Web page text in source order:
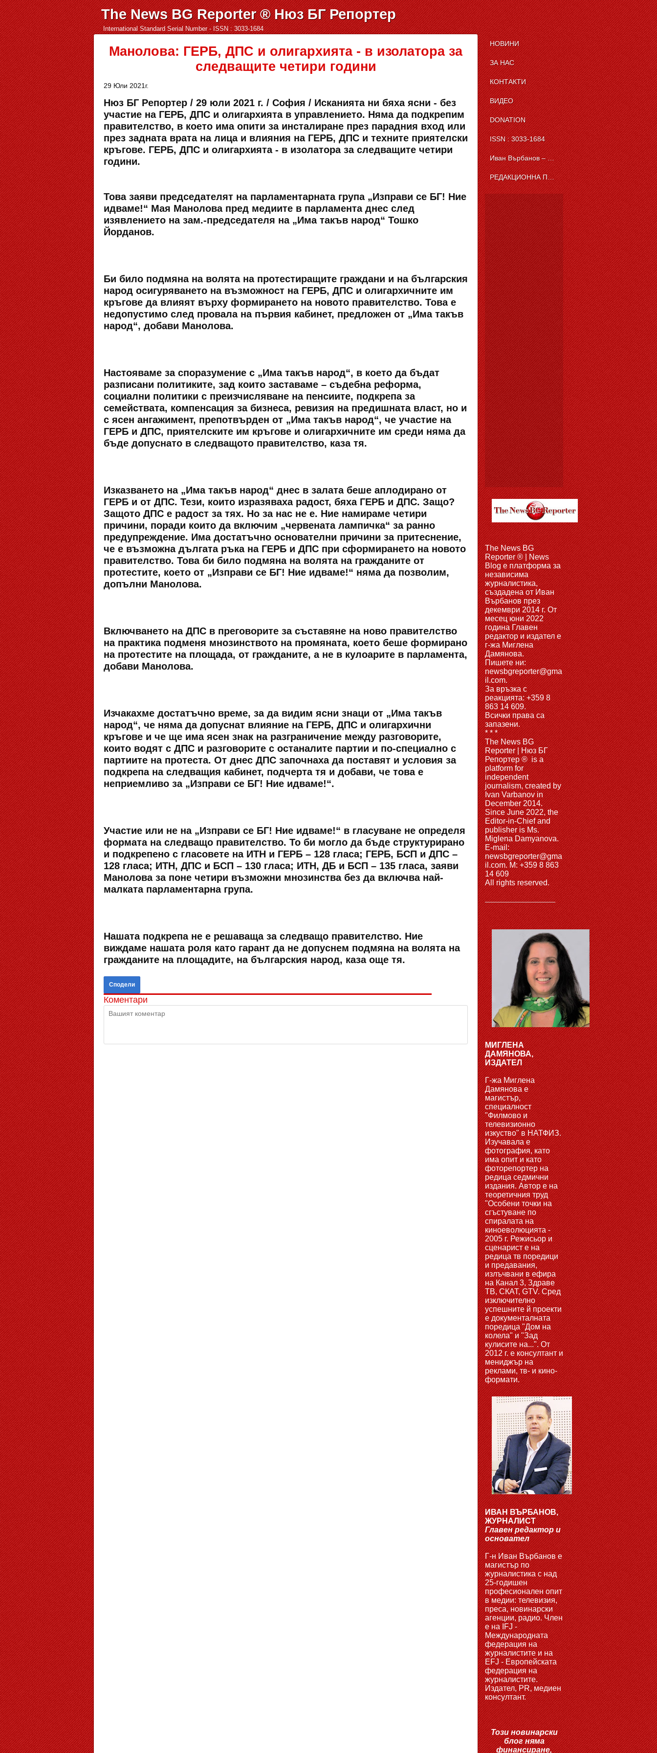
International Standard Serial Number - ISSN : 3033-1684
The News BG Reporter ® Нюз БГ Репортер
Манолова: ГЕРБ, ДПС и олигархията - в изолатора за
следващите четири години
29 Юли 2021г.
Нюз БГ Репортер / 29 юли 2021 г. / София / Исканията ни бяха ясни - без
участие на ГЕРБ, ДПС и олигархията в управлението. Няма да подкрепим
правителство, в което има опити за инсталиране през парадния вход или
през задната врата на лица и влияния на ГЕРБ, ДПС и техните приятелски
кръгове. ГЕРБ, ДПС и олигархията - в изолатора за следващите четири
години.
Това заяви председателят на парламентарната група „Изправи се БГ! Ние
идваме!“ Мая Манолова пред медиите в парламента днес след
изявлението на зам.-председателя на „Има такъв народ“ Тошко
Йорданов.
Би било подмяна на волята на протестиращите граждани и на българския
народ осигуряването на възможност на ГЕРБ, ДПС и олигархичните им
кръгове да влияят върху формирането на новото правителство. Това е
недопустимо след провала на първия кабинет, предложен от „Има такъв
народ“, добави Манолова.
Настояваме за споразумение с „Има такъв народ“, в което да бъдат
разписани политиките, зад които заставаме – съдебна реформа,
социални политики с преизчисляване на пенсиите, подкрепа за
семействата, компенсация за бизнеса, ревизия на предишната власт, но и
с ясен ангажимент, препотвърден от „Има такъв народ“, че участие на
ГЕРБ и ДПС, приятелските им кръгове и олигархичните им среди няма да
бъде допуснато в следващото правителство, каза тя.
Изказването на „Има такъв народ“ днес в залата беше аплодирано от
ГЕРБ и от ДПС. Тези, които изразяваха радост, бяха ГЕРБ и ДПС. Защо?
Защото ДПС е радост за тях. Но за нас не е. Ние намираме четири
причини, поради които да включим „червената лампичка“ за ранно
предупреждение. Има достатъчно основателни причини за притеснение,
че е възможна дългата ръка на ГЕРБ и ДПС при сформирането на новото
правителство. Това би било подмяна на волята на гражданите от
протестите, което от „Изправи се БГ! Ние идваме!“ няма да позволим,
допълни Манолова.
Включването на ДПС в преговорите за съставяне на ново правителство
на практика подменя мнозинството на промяната, което беше формирано
на протестите на площада, от гражданите, а не в кулоарите в парламента,
добави Манолова.
Изчакахме достатъчно време, за да видим ясни знаци от „Има такъв
народ“, че няма да допуснат влияние на ГЕРБ, ДПС и олигархични
кръгове и че ще има ясен знак на разграничение между разговорите,
които водят с ДПС и разговорите с останалите партии и по-специално с
партиите на протеста. От днес ДПС започнаха да поставят и условия за
подкрепа на следващия кабинет, подчерта тя и добави, че това е
неприемливо за „Изправи се БГ! Ние идваме!“.
Участие или не на „Изправи се БГ! Ние идваме!“ в гласуване не определя
формата на следващо правителство. То би могло да бъде структурирано
и подкрепено с гласовете на ИТН и ГЕРБ – 128 гласа; ГЕРБ, БСП и ДПС –
128 гласа; ИТН, ДПС и БСП – 130 гласа; ИТН, ДБ и БСП – 135 гласа, заяви
Манолова за поне четири възможни мнозинства без да включва най-
малката парламентарна група.
Нашата подкрепа не е решаваща за следващо правителство. Ние
виждаме нашата роля като гарант да не допуснем подмяна на волята на
гражданите на площадите, на българския народ, каза още тя.
Сподели
Коментари
НОВИНИ
ЗА НАС
КОНТАКТИ
ВИДЕО
DONATION
ISSN : 3033-1684
Иван Върбанов – журналист | The News BG Reporter
РЕДАКЦИОННА ПОЛИТИКА НА THE NEWS BG REPORTER
The News BG
Reporter ® | News
Blog e платформа за
независима
журналистика,
създадена от Иван
Върбанов през
декември 2014 г. От
месец юни 2022
година Главен
редактор и издател е
г-жа Миглена
Дамянова.
Пишете ни:
newsbgreporter@gma
il.com.
За връзка с
реакцията: +359 8
863 14 609.
Всички права са
запазени.
* * *
The News BG
Reporter | Нюз БГ
Репортер ® is a
platform for
independent
journalism, created by
Ivan Varbanov in
December 2014.
Since June 2022, the
Editor-in-Chief and
publisher is Ms.
Miglena Damyanova.
Е-mail:
newsbgreporter@gma
il.com. M: +359 8 863
14 609
All rights reserved.
МИГЛЕНА
ДАМЯНОВА,
ИЗДАТЕЛ
Г-жа Миглена
Дамянова е
магистър,
специалност
"Филмово и
телевизионно
изкуство" в НАТФИЗ.
Изучавала е
фотография, като
има опит и като
фоторепортер на
редица седмични
издания. Автор е на
теоретичния труд
"Особени точки на
сгъстуване по
спиралата на
киноеволюцията -
2005 г. Режисьор и
сценарист е на
редица тв поредици
и предавания,
излъчвани в ефира
на Канал 3, Здраве
ТВ, СКАТ, GTV. Сред
изключително
успешните й проекти
е документалната
поредица "Дом на
колела" и "Зад
кулисите на...". От
2012 г. е консултант и
мениджър на
реклами, тв- и кино-
формати.
ИВАН ВЪРБАНОВ,
ЖУРНАЛИСТ
Главен редактор и
основател
Г-н Иван Върбанов е
магистър по
журналистика с над
25-годишен
професионален опит
в медии: телевизия,
преса, новинарски
агенции, радио. Член
е на IFJ -
Международната
федерация на
журналистите и на
EFJ - Европейската
федерация на
журналистите.
Издател, PR, медиен
консултант.
Този новинарски
блог няма
финансиране,